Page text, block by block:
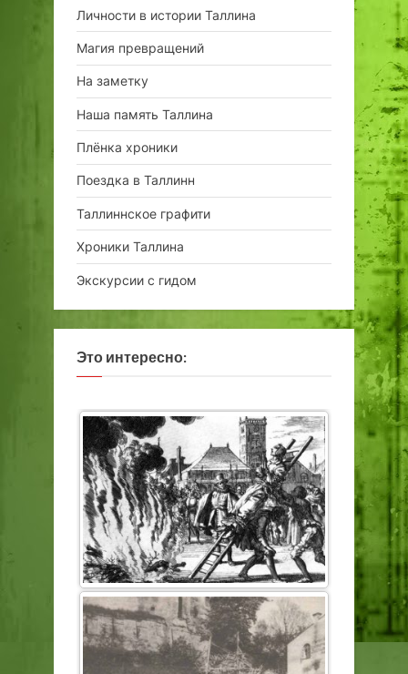
Личности в истории Таллина
Магия превращений
На заметку
Наша память Таллина
Плёнка хроники
Поездка в Таллинн
Таллиннское графити
Хроники Таллина
Экскурсии с гидом
Это интересно: